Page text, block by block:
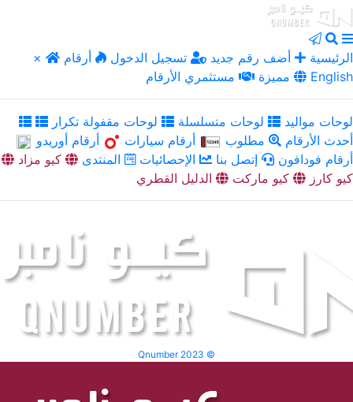
× الرئيسية أضف رقم جديد تسجيل الدخول
أرقام
مميزة
مستثمري الأرقام English
لوحات مواليد لوحات متسلسلة
لوحات مقفولة تكرار
أحدث الأرقام
مطلوب أرقام سيارات
أرقام أوريدو
أرقام فودافون
إتصل بنا الإحصائيات المنتدى
كيو مزاد
كيو كارز
كيو ماركت الدليل القطري
Qnumber 2023 ©